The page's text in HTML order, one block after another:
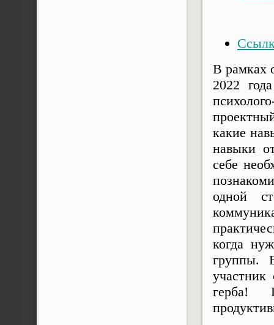
В рамках
2022
какие
навыки
себе
одной
когда
группы.
участник
герба!